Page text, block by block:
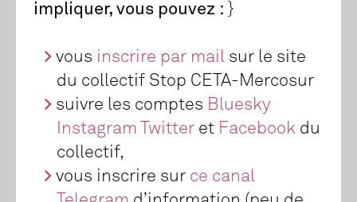
impliquer, vous pouvez : }
vous inscrire par mail sur le site
du collectif Stop CETA-Mercosur
suivre les comptes Bluesky
Instagram Twitteret Facebook du
collectif,
vous inscrire sur ce canal